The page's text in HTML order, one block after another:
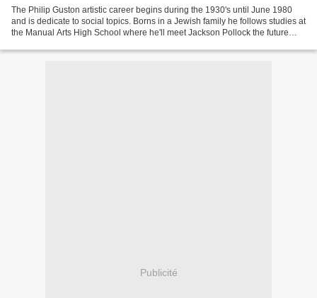
The Philip Guston artistic career begins during the 1930's until June 1980
and is dedicate to social topics. Borns in a Jewish family he follows studies at
the Manual Arts High School where he'll meet Jackson Pollock the future
Publicité